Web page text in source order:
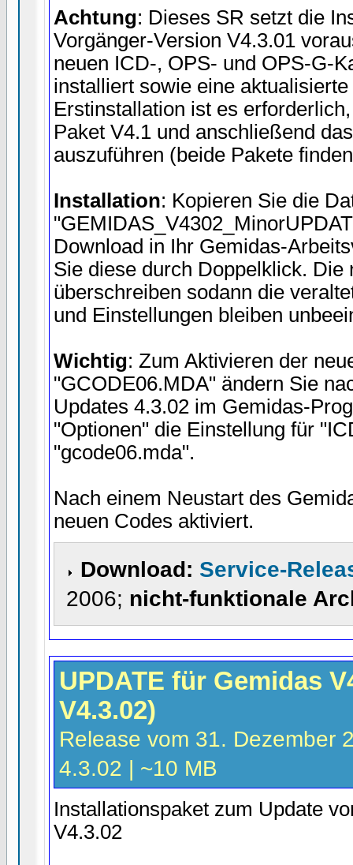
Achtung: Dieses SR setzt die
Vorgänger-Version V4.3.01
neuen ICD-, OPS- und OPS-G-
installiert sowie eine
Erstinstallation ist es
Paket V4.1 und anschließend
auszuführen (beide Pakete
Installation: Kopieren Sie die
Download in Ihr Gemidas-
Sie diese durch Doppelklick. Die
überschreiben sodann die
und Einstellungen bleiben
Wichtig: Zum Aktivieren der
"GCODE06.MDA" ändern Sie
Updates 4.3.02 im Gemidas-
"Optionen" die Einstellung für
"gcode06.mda".
Nach einem Neustart des
neuen Codes aktiviert.
Download: Service-
2006; nicht-funktionale
UPDATE für Gemidas
V4.3.02)
Release vom 31. Dezember
4.3.02 | ~10 MB
Installationspaket zum Update
V4.3.02